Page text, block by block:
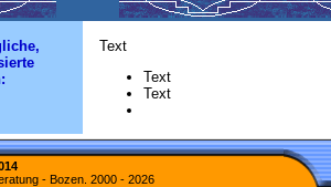
Text
Text
Text
- Bozen. 2000 - 2026